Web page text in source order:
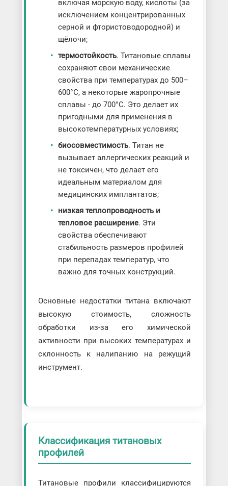
включая морскую воду, кислоты (за
исключением концентрированных
серной и фтористоводородной) и
щёлочи;
термостойкость. Титановые сплавы
сохраняют свои механические
свойства при температурах до 500–
600°C, а некоторые жаропрочные
сплавы - до 700°C. Это делает их
пригодными для применения в
высокотемпературных условиях;
биосовместимость. Титан не
вызывает аллергических реакций и
не токсичен, что делает его
идеальным материалом для
медицинских имплантатов;
низкая теплопроводность и
тепловое расширение. Эти
свойства обеспечивают
стабильность размеров профилей
при перепадах температур, что
важно для точных конструкций.
Основные недостатки титана включают
высокую стоимость, сложность
обработки из-за его химической
активности при высоких температурах и
склонность к налипанию на режущий
инструмент.
Классификация титановых
профилей
Титановые профили классифицируются